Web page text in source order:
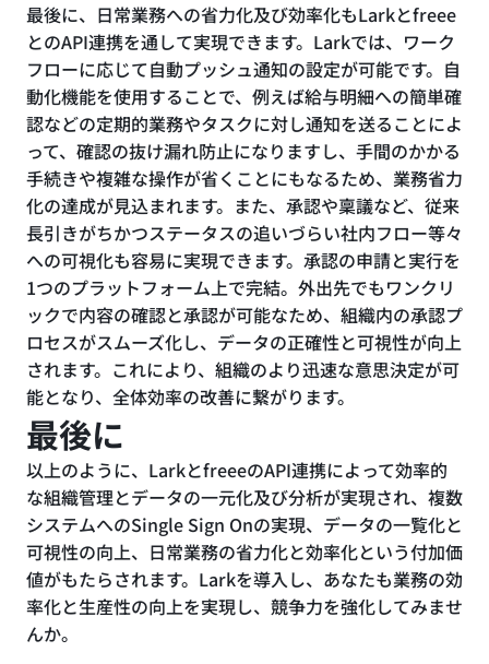
最後に、日常業務への省力化及び効率化もLarkとfreee
とのAPI連携を通して実現できます。Larkでは、ワーク
フローに応じて自動プッシュ通知の設定が可能です。自
動化機能を使用することで、例えば給与明細への簡単確
認などの定期的業務やタスクに対し通知を送ることによ
って、確認の抜け漏れ防止になりますし、手間のかかる
手続きや複雑な操作が省くことにもなるため、業務省力
化の達成が見込まれます。また、承認や稟議など、従来
長引きがちかつステータスの追いづらい社内フロー等々
への可視化も容易に実現できます。承認の申請と実行を
1つのプラットフォーム上で完結。外出先でもワンクリ
ックで内容の確認と承認が可能なため、組織内の承認プ
ロセスがスムーズ化し、データの正確性と可視性が向上
されます。これにより、組織のより迅速な意思決定が可
能となり、全体効率の改善に繋がります。
最後に
以上のように、LarkとfreeeのAPI連携によって効率的
な組織管理とデータの一元化及び分析が実現され、複数
システムへのSingle Sign Onの実現、データの一覧化と
可視性の向上、日常業務の省力化と効率化という付加価
値がもたらされます。Larkを導入し、あなたも業務の効
率化と生産性の向上を実現し、競争力を強化してみませ
んか。